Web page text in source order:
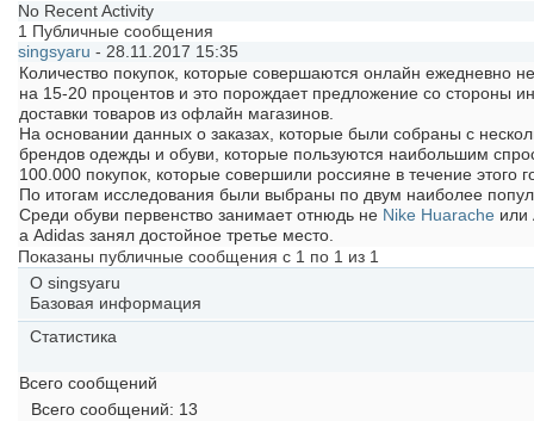
No Recent Activity
1 Публичные сообщения
singsyaru - 28.11.2017 15:35
Количество покупок, которые совершаются онлайн ежедневно
на 15-20 процентов и это порождает предложение со стороны
доставки товаров из офлайн магазинов.
На основании данных о заказах, которые были собраны с
брендов одежды и обуви, которые пользуются наибольшим
100.000 покупок, которые совершили россияне в течение этого
По итогам исследования были выбраны по двум наиболее
Среди обуви первенство занимает отнюдь не Nike Huarache или
а Adidas занял достойное третье место.
Показаны публичные сообщения с 1 по 1 из 1
О singsyaru
Базовая информация
Статистика
Всего сообщений
Всего сообщений
13